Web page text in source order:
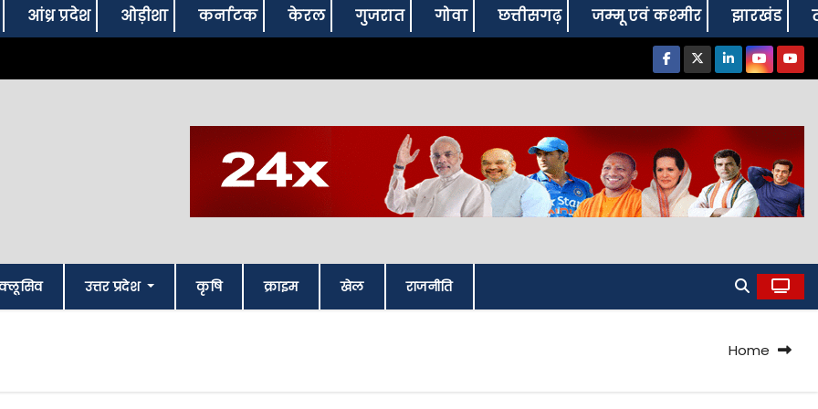
आंध्र प्रदेश ओड़ीशा कर्नाटक केरल गुजरात गोवा छत्तीसगढ़ जम्‍मू एवं कश्‍मीर झारखंड
उत्तर प्रदेश कृषि क्राइम खेल राजनीति
Home